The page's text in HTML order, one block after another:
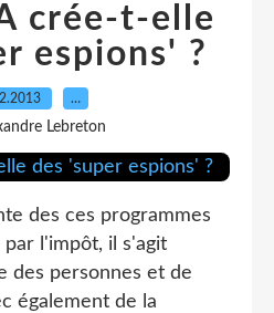
crée-t-elle
espions' ?
…
Lebreton
des ces programmes
l'impôt, il s'agit
des personnes et de
également de la